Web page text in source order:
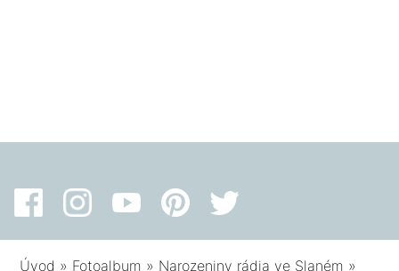
Úvod » Fotoalbum » Narozeniny rádia ve Slaném »